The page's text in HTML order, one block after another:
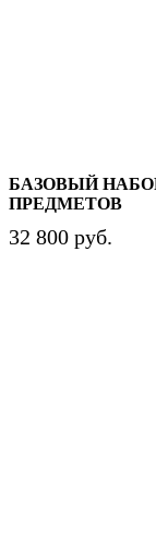
БАЗОВЫЙ
ПРЕДМЕТОВ
32 800 руб.